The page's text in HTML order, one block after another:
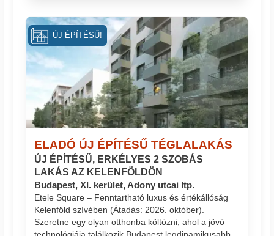
ELADÓ ÚJ ÉPÍTÉSŰ TÉGLALAKÁS
ÚJ ÉPÍTÉSŰ, ERKÉLYES 2 SZOBÁS
LAKÁS AZ KELENFÖLDÖN
Budapest, XI. kerület, Adony utcai ltp.
Etele Square – Fenntartható luxus és értékállóság
Kelenföld szívében (Átadás: 2026. október).
Szeretne egy olyan otthonba költözni, ahol a jövő
ÚJ ÉPÍTÉSŰ!